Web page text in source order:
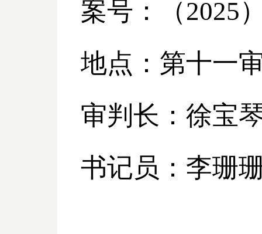
案号：（2025
地点：第十一
审判长：徐宝
书记员：李珊